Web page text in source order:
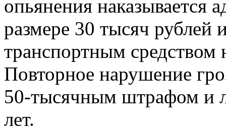
опьянения
размере 30 тысяч рублей
транспортным средством
Повторное нарушение
50-тысячным штрафом и
лет.